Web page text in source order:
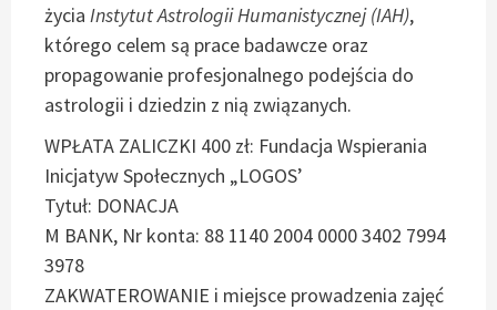
życia Instytut Astrologii Humanistycznej (IAH),
którego celem są prace badawcze oraz
propagowanie profesjonalnego podejścia do
astrologii i dziedzin z nią związanych.
WPŁATA ZALICZKI 400 zł: Fundacja Wspierania
Inicjatyw Społecznych „LOGOS’
Tytuł: DONACJA
M BANK, Nr konta: 88 1140 2004 0000 3402 7994
3978
ZAKWATEROWANIE i miejsce prowadzenia zajęć